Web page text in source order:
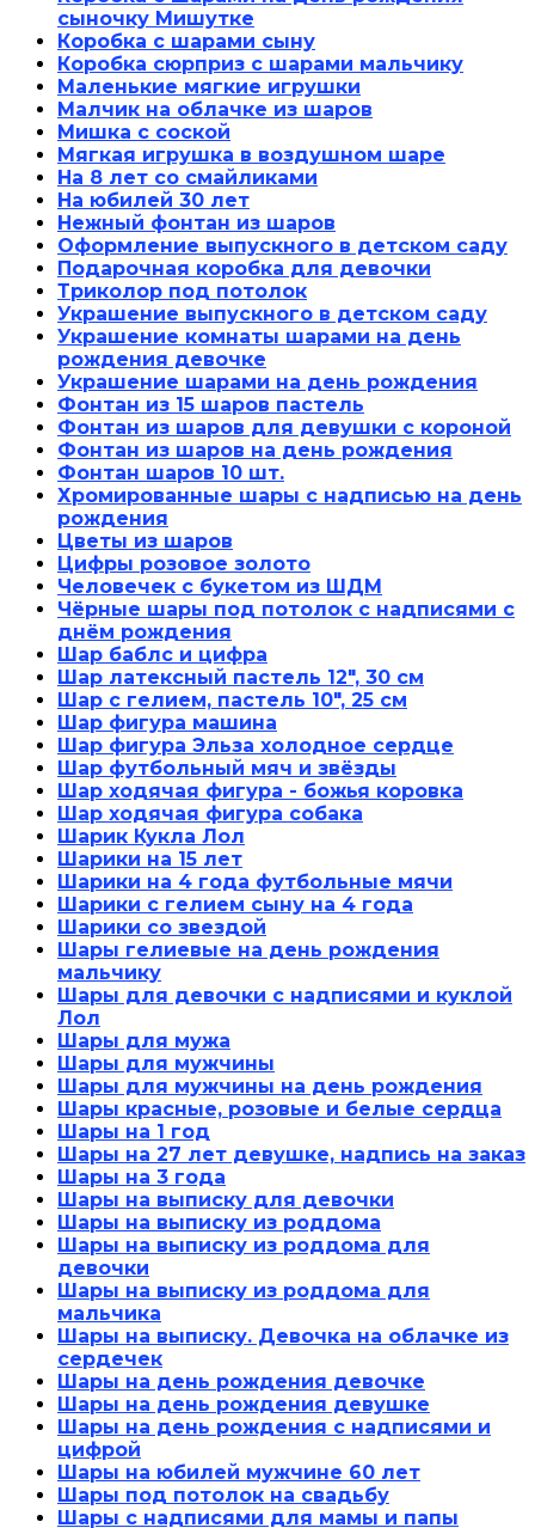
сыночку Мишутке
Коробка с шарами сыну
Коробка сюрприз с шарами мальчику
Маленькие мягкие игрушки
Малчик на облачке из шаров
Мишка с соской
Мягкая игрушка в воздушном шаре
На 8 лет со смайликами
На юбилей 30 лет
Нежный фонтан из шаров
Оформление выпускного в детском саду
Подарочная коробка для девочки
Триколор под потолок
Украшение выпускного в детском саду
Украшение комнаты шарами на день
рождения девочке
Украшение шарами на день рождения
Фонтан из 15 шаров пастель
Фонтан из шаров для девушки с короной
Фонтан из шаров на день рождения
Фонтан шаров 10 шт.
Хромированные шары с надписью на день
рождения
Цветы из шаров
Цифры розовое золото
Человечек с букетом из ШДМ
Чёрные шары под потолок с надписями с
днём рождения
Шар баблс и цифра
Шар латексный пастель 12", 30 см
Шар с гелием, пастель 10", 25 см
Шар фигура машина
Шар фигура Эльза холодное сердце
Шар футбольный мяч и звёзды
Шар ходячая фигура - божья коровка
Шар ходячая фигура собака
Шарик Кукла Лол
Шарики на 15 лет
Шарики на 4 года футбольные мячи
Шарики с гелием сыну на 4 года
Шарики со звездой
Шары гелиевые на день рождения
мальчику
Шары для девочки с надписями и куклой
Лол
Шары для мужа
Шары для мужчины
Шары для мужчины на день рождения
Шары красные, розовые и белые сердца
Шары на 1 год
Шары на 27 лет девушке, надпись на заказ
Шары на 3 года
Шары на выписку для девочки
Шары на выписку из роддома
Шары на выписку из роддома для
девочки
Шары на выписку из роддома для
мальчика
Шары на выписку. Девочка на облачке из
сердечек
Шары на день рождения девочке
Шары на день рождения девушке
Шары на день рождения с надписями и
цифрой
Шары на юбилей мужчине 60 лет
Шары под потолок на свадьбу
Шары с надписями для мамы и папы